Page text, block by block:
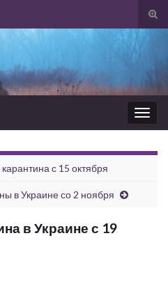
с 15 октября
в Украине со 2 ноября
в Украине с 19